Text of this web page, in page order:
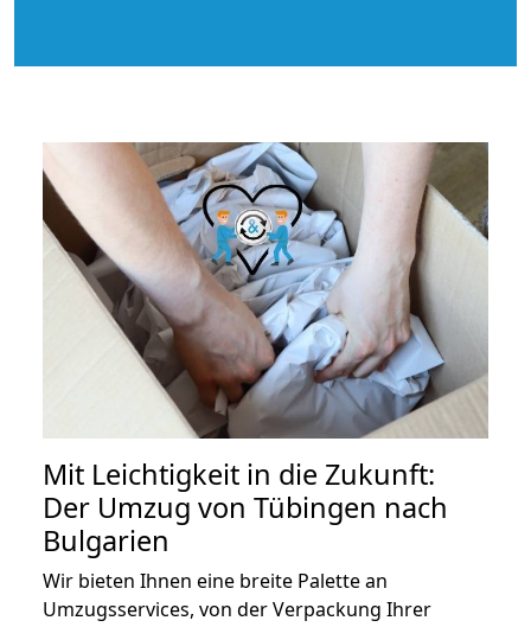
Mit Leichtigkeit in die Zukunft:
Der Umzug von Tübingen nach
Bulgarien
Wir bieten Ihnen eine breite Palette an
Umzugsservices, von der Verpackung Ihrer